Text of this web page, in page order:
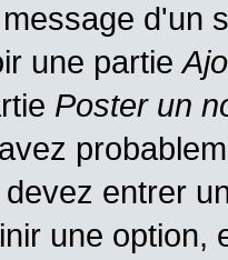
d'un
une partie
Poster un
entrer
une option,